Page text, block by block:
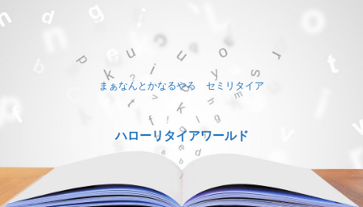
まぁなんとかなるやろ セミリタイア
ハローリタイアワールド